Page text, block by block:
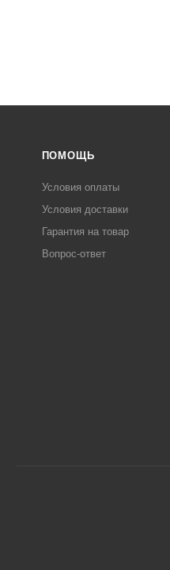
ПОМОЩЬ
Условия оплаты
Условия доставки
Гарантия на товар
Вопрос-ответ